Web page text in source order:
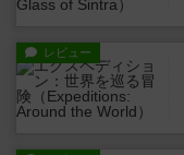
レビュー